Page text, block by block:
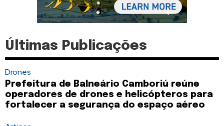
Últimas Publicações
Drones
Prefeitura de Balneário Camboriú reúne
operadores de drones e helicópteros para
fortalecer a segurança do espaço aéreo